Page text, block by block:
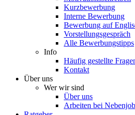
Kurzbewerbung
Interne Bewerbung
Bewerbung auf
Vorstellungsgespräch
Alle Bewerbungstipps
Info
Häufig gestellte
Kontakt
Über uns
Wer wir sind
Über uns
Arbeiten bei Nebenjob